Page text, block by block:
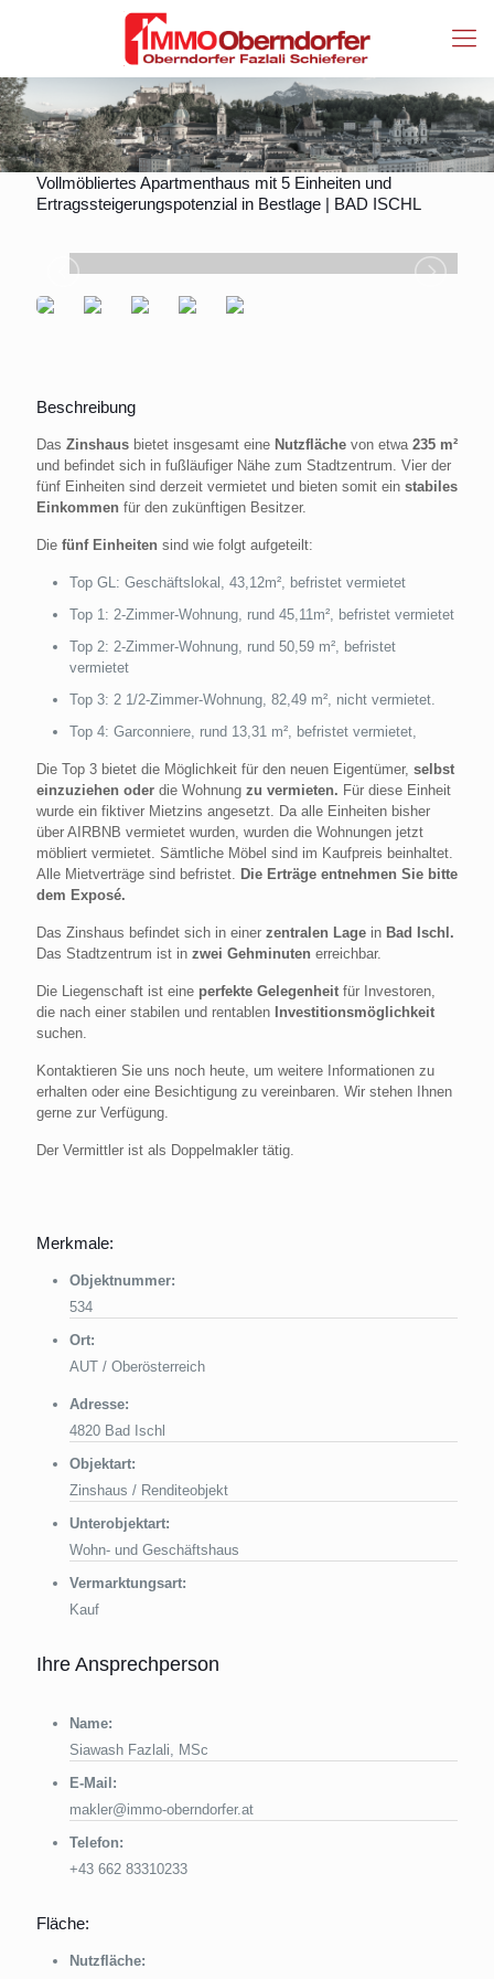
Vollmöbliertes Apartmenthaus mit 5 Einheiten und
Ertragssteigerungspotenzial in Bestlage | BAD ISCHL
Beschreibung
Das Zinshaus bietet insgesamt eine Nutzfläche von etwa 235 m²
und befindet sich in fußläufiger Nähe zum Stadtzentrum. Vier der
fünf Einheiten sind derzeit vermietet und bieten somit ein stabiles
Einkommen für den zukünftigen Besitzer.
Die fünf Einheiten sind wie folgt aufgeteilt:
Top GL: Geschäftslokal, 43,12m², befristet vermietet
Top 1: 2-Zimmer-Wohnung, rund 45,11m², befristet vermietet
Top 2: 2-Zimmer-Wohnung, rund 50,59 m², befristet
vermietet
Top 3: 2 1/2-Zimmer-Wohnung, 82,49 m², nicht vermietet.
Top 4: Garconniere, rund 13,31 m², befristet vermietet,
Die Top 3 bietet die Möglichkeit für den neuen Eigentümer, selbst
einzuziehen oder die Wohnung zu vermieten. Für diese Einheit
wurde ein fiktiver Mietzins angesetzt. Da alle Einheiten bisher
über AIRBNB vermietet wurden, wurden die Wohnungen jetzt
möbliert vermietet. Sämtliche Möbel sind im Kaufpreis beinhaltet.
Alle Mietverträge sind befristet.
Die Erträge entnehmen Sie bitte
dem Exposé.
Das Zinshaus befindet sich in einer zentralen Lage in Bad Ischl.
Das Stadtzentrum ist in zwei Gehminuten erreichbar.
Die Liegenschaft ist eine perfekte Gelegenheit für Investoren,
die nach einer stabilen und rentablen Investitionsmöglichkeit
suchen.
Kontaktieren Sie uns noch heute, um weitere Informationen zu
erhalten oder eine Besichtigung zu vereinbaren. Wir stehen Ihnen
gerne zur Verfügung.
Der Vermittler ist als Doppelmakler tätig.
Merkmale:
Objektnummer:
534
Ort:
AUT / Oberösterreich
Adresse:
4820 Bad Ischl
Objektart:
Zinshaus / Renditeobjekt
Unterobjektart:
Wohn- und Geschäftshaus
Vermarktungsart:
Kauf
Ihre Ansprechperson
Name:
Siawash Fazlali, MSc
E-Mail:
makler@immo-oberndorfer.at
Telefon:
+43 662 83310233
Fläche:
Nutzfläche: